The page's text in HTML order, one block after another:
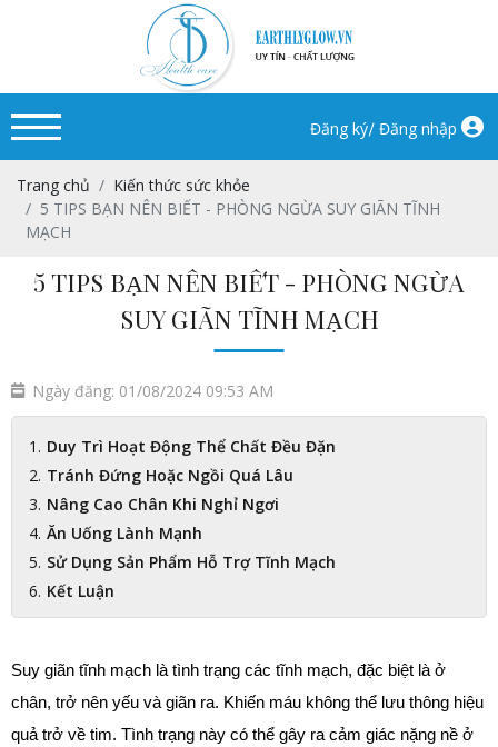
Đăng ký/ Đăng nhập
Trang chủ
Kiến thức sức khỏe
5 TIPS BẠN NÊN BIẾT - PHÒNG NGỪA SUY GIÃN TĨNH
MẠCH
5 TIPS BẠN NÊN BIẾT - PHÒNG NGỪA
SUY GIÃN TĨNH MẠCH
Ngày đăng: 01/08/2024 09:53 AM
Duy Trì Hoạt Động Thể Chất Đều Đặn
Tránh Đứng Hoặc Ngồi Quá Lâu
Nâng Cao Chân Khi Nghỉ Ngơi
Ăn Uống Lành Mạnh
Sử Dụng Sản Phẩm Hỗ Trợ Tĩnh Mạch
Kết Luận
Suy giãn tĩnh mạch là tình trạng các tĩnh mạch, đặc biệt là ở
chân, trở nên yếu và giãn ra. Khiến máu không thể lưu thông hiệu
quả trở về tim. Tình trạng này có thể gây ra cảm giác nặng nề ở